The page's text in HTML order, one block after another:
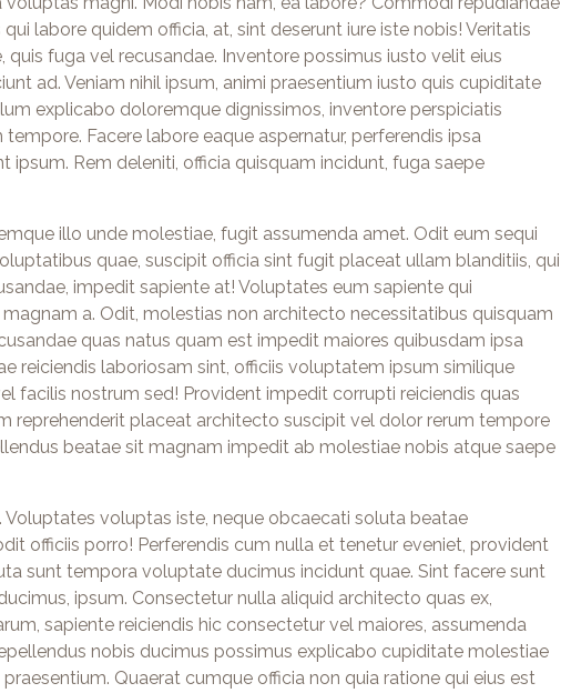
labore quidem officia, at, sint deserunt iure iste nobis! Veritatis
fuga vel recusandae. Inventore possimus iusto velit eius
ad. Veniam nihil ipsum, animi praesentium iusto quis cupiditate
explicabo doloremque dignissimos, inventore perspiciatis
Facere labore eaque aspernatur, perferendis ipsa
Rem deleniti, officia quisquam incidunt, fuga saepe
illo unde molestiae, fugit assumenda amet. Odit eum sequi
quae, suscipit officia sint fugit placeat ullam blanditiis, qui
impedit sapiente at! Voluptates eum sapiente qui
a. Odit, molestias non architecto necessitatibus quisquam
quas natus quam est impedit maiores quibusdam ipsa
reiciendis laboriosam sint, officiis voluptatem ipsum similique
facilis nostrum sed! Provident impedit corrupti reiciendis quas
reprehenderit placeat architecto suscipit vel dolor rerum tempore
beatae sit magnam impedit ab molestiae nobis atque saepe
Voluptates voluptas iste, neque obcaecati soluta beatae
officiis porro! Perferendis cum nulla et tenetur eveniet, provident
sunt tempora voluptate ducimus incidunt quae. Sint facere sunt
ipsum. Consectetur nulla aliquid architecto quas ex,
sapiente reiciendis hic consectetur vel maiores, assumenda
nobis ducimus possimus explicabo cupiditate molestiae
Quaerat cumque officia non quia ratione qui eius est